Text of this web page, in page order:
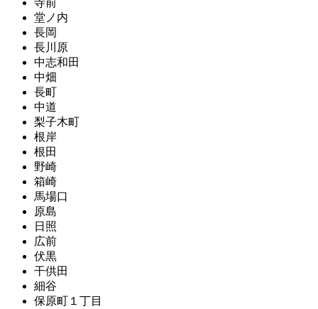
寺前
堂ノ内
長岡
長川原
中志和田
中畑
長町
中道
梨子木町
根岸
根田
野崎
箱崎
馬場口
原島
日照
広前
伏黒
干供田
細谷
保原町１丁目